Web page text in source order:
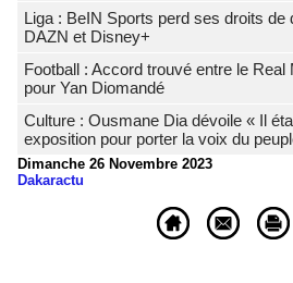
Liga : BeIN Sports perd ses droits de
DAZN et Disney+
Football : Accord trouvé entre le
pour Yan Diomandé
Culture : Ousmane Dia dévoile « Il
exposition pour porter la voix du
Dimanche 26 Novembre 2023
Dakaractu